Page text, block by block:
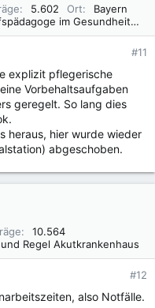
5.602 Ort
Bayern
Krankenpfleger, Berufspädagoge im Gesundheitswesen B. A.
#11
explizit pflegerische
Vorbehaltsaufgaben
geregelt. So lang dies
heraus, hier wurde wieder
abgeschoben.
10.564
Regel Akutkrankenhaus
#12
also Notfälle.